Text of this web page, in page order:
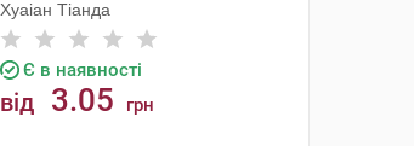
Хуаіан Тіанда
Є в наявності
від 3.05 грн